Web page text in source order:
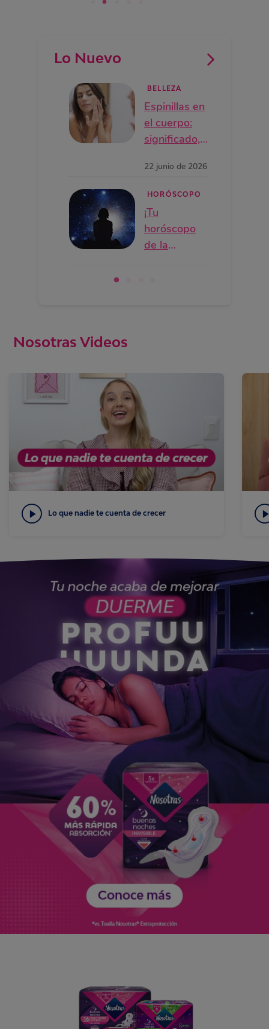
Lo Nuevo
BELLEZA
Espinillas en
el cuerpo:
significado,
qué salen
según la
22 junio de 2026
HORÓSCOPO
¡Tu
horóscopo
de la
Nosotras Videos
Lo que nadie te cuenta de crecer